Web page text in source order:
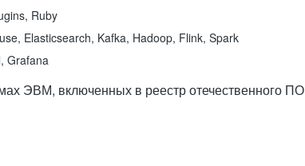
Ruby
Elasticsearch, Kafka, Hadoop, Flink, Spark
Grafana
ЭВМ, включенных в реестр отечественного ПО